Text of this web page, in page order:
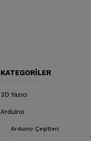
KATEGORILER
3D Yazıcı
Arduino
Arduino Çeşitleri